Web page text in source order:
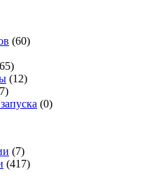
(60)
(12)
(0)
(7)
(417)